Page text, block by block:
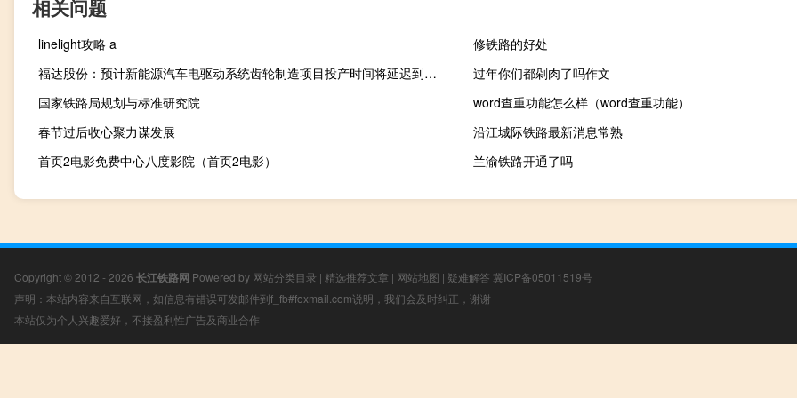
相关问题
linelight攻略 a
修铁路的好处
福达股份：预计新能源汽车电驱动系统齿轮制造项目投产时间将延迟到8月末
过年你们都剁肉了吗作文
国家铁路局规划与标准研究院
word查重功能怎么样（word查重功能）
春节过后收心聚力谋发展
沿江城际铁路最新消息常熟
首页2电影免费中心八度影院（首页2电影）
兰渝铁路开通了吗
Copyright © 2012 - 2026 长江铁路网 Powered by 网站分类目录 | 精选推荐文章 | 网站地图 | 疑难解答 冀ICP备05011519号
声明：本站内容来自互联网，如信息有错误可发邮件到f_fb#foxmail.com说明，我们会及时纠正，谢谢
本站仅为个人兴趣爱好，不接盈利性广告及商业合作